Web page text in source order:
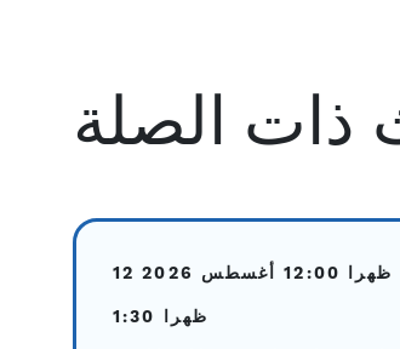
ذات الصلة
12 أغسطس 2026
12:00 ظهرا
1:30 ظهرا